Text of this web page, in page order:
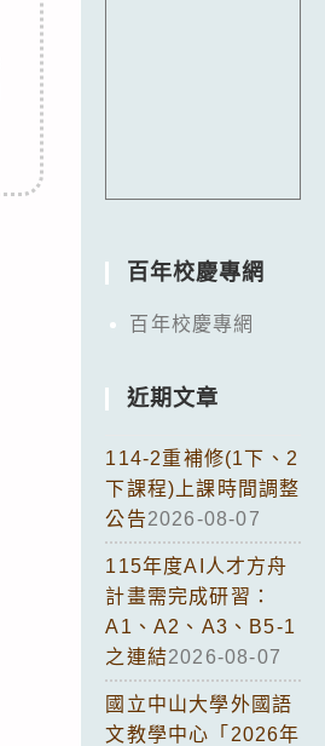
百年校慶專網
百年校慶專網
近期文章
114-2重補修(1下、2
下課程)上課時間調整
公告2026-08-07
115年度AI人才方舟
計畫需完成研習：
A1、A2、A3、B5-1
之連結2026-08-07
國立中山大學外國語
文教學中心「2026年